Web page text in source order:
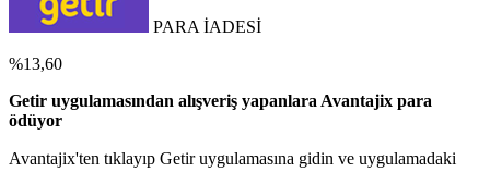
PARA İADESİ
%13,60
Getir uygulamasından alışveriş yapanlara Avantajix para
ödüyor
Avantajix'ten tıklayıp Getir uygulamasına gidin ve uygulamadaki